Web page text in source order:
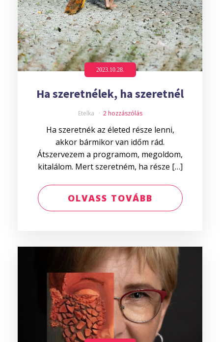
2023.10.28.
Ha szeretnélek, ha szeretnél
Etelka 2 hozzászólás
Ha szeretnék az életed része lenni,
akkor bármikor van időm rád.
Átszervezem a programom, megoldom,
kitalálom. Mert szeretném, ha része […]
OLVASS TOVÁBB